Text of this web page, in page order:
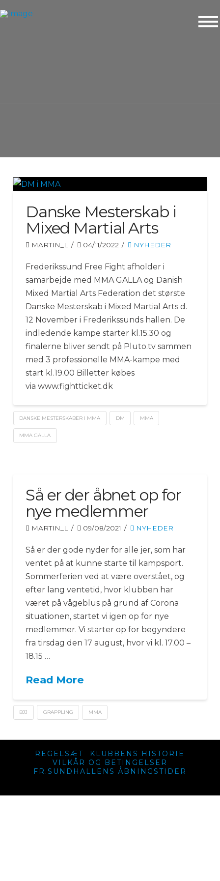
Danske Mesterskab i
Mixed Martial Arts
MARTIN_L 04/11/2022 NYHEDER
Frederikssund Free Fight afholder i
samarbejde med MMA GALLA og Danish
Mixed Martial Arts Federation det største
Danske Mesterskab i Mixed Martial Arts d.
12 November i Frederikssunds hallen. De
indledende kampe starter kl.15.30 og
finalerne bliver sendt på Pluto.tv sammen
med 3 professionelle MMA-kampe med
start kl.19.00 Billetter købes
via www.fightticket.dk
DANSKE MESTERSKABER I MMA DM MMA
MMA GALLA
Så er der åbnet op for
nye medlemmer
MARTIN_L 09/08/2021 NYHEDER
Så er der gode nyder for alle jer, som har
ventet på at kunne starte til kampsport.
Sommerferien ved at være overstået, og
efter lang ventetid, hvor klubben har
været på vågeblus på grund af Corona
situationen, startet vi igen op for nye
medlemmer. Vi starter op for begyndere
fra tirsdag den 17 august, hvor vi kl. 17.00 –
18.15 …
Read More
BJJ GRAPPLING MMA
REGELSÆT
KLUBBENS HISTORIE
VILKÅR OG BETINGELSER
FR.SUNDHALLENS ÅBNINGSTIDER